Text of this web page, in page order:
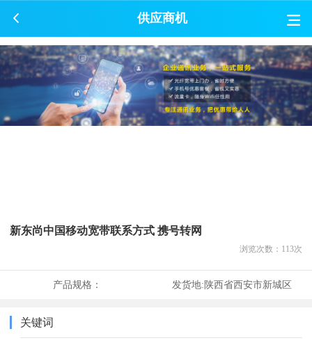
供应商机
新东尚中国移动宽带联系方式 携号转网
浏览次数： 113次
产品规格： 发货地:陕西省西安市新城区
关键词